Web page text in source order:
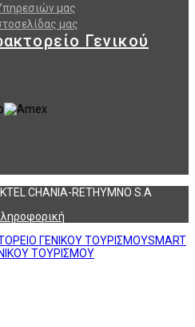
μας
μας
Γενικού
CHANIA-RETHYMNO S.A
SMART
ΤΟΥΡΙΣΜΟΥ